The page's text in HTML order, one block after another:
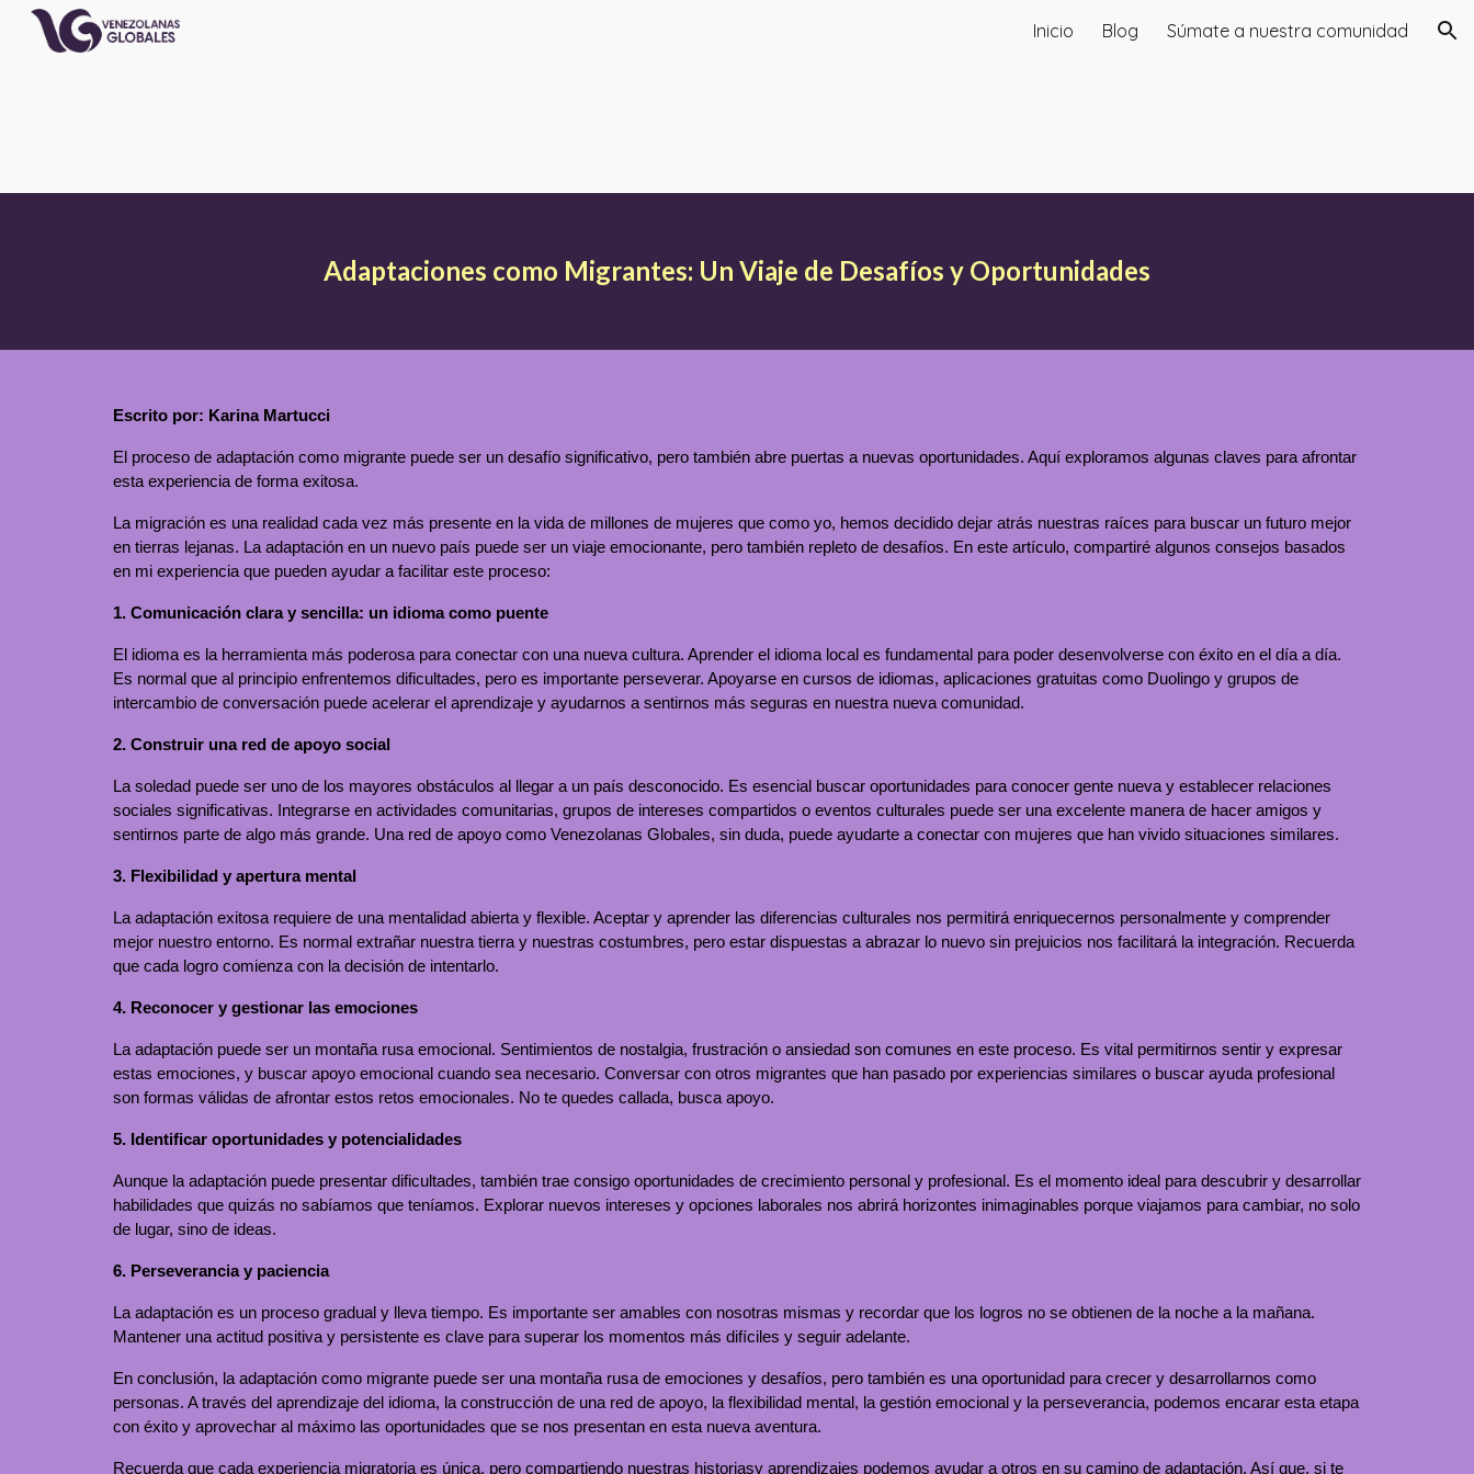
Inicio Blog Súmate a nuestra comunidad
Adaptaciones como Migrantes: Un Viaje de Desafíos y Oportunidades
Escrito por: Karina Martucci
El proceso de adaptación como migrante puede ser un desafío significativo, pero también abre puertas a nuevas oportunidades. Aquí exploramos algunas claves para afrontar
esta experiencia de forma exitosa.
La migración es una realidad cada vez más presente en la vida de millones de mujeres que como yo, hemos decidido dejar atrás nuestras raíces para buscar un futuro mejor
en tierras lejanas. La adaptación en un nuevo país puede ser un viaje emocionante, pero también repleto de desafíos. En este artículo, compartiré algunos consejos basados
en mi experiencia que pueden ayudar a facilitar este proceso:
1. Comunicación clara y sencilla: un idioma como puente
El idioma es la herramienta más poderosa para conectar con una nueva cultura. Aprender el idioma local es fundamental para poder desenvolverse con éxito en el día a día.
Es normal que al principio enfrentemos dificultades, pero es importante perseverar. Apoyarse en cursos de idiomas, aplicaciones gratuitas como Duolingo y grupos de
intercambio de conversación puede acelerar el aprendizaje y ayudarnos a sentirnos más seguras en nuestra nueva comunidad.
2. Construir una red de apoyo social
La soledad puede ser uno de los mayores obstáculos al llegar a un país desconocido. Es esencial buscar oportunidades para conocer gente nueva y establecer relaciones
sociales significativas. Integrarse en actividades comunitarias, grupos de intereses compartidos o eventos culturales puede ser una excelente manera de hacer amigos y
sentirnos parte de algo más grande. Una red de apoyo como Venezolanas Globales, sin duda, puede ayudarte a conectar con mujeres que han vivido situaciones similares.
3. Flexibilidad y apertura mental
La adaptación exitosa requiere de una mentalidad abierta y flexible. Aceptar y aprender las diferencias culturales nos permitirá enriquecernos personalmente y comprender
mejor nuestro entorno. Es normal extrañar nuestra tierra y nuestras costumbres, pero estar dispuestas a abrazar lo nuevo sin prejuicios nos facilitará la integración. Recuerda
que cada logro comienza con la decisión de intentarlo.
4. Reconocer y gestionar las emociones
La adaptación puede ser un montaña rusa emocional. Sentimientos de nostalgia, frustración o ansiedad son comunes en este proceso. Es vital permitirnos sentir y expresar
estas emociones, y buscar apoyo emocional cuando sea necesario. Conversar con otros migrantes que han pasado por experiencias similares o buscar ayuda profesional
son formas válidas de afrontar estos retos emocionales. No te quedes callada, busca apoyo.
5. Identificar oportunidades y potencialidades
Aunque la adaptación puede presentar dificultades, también trae consigo oportunidades de crecimiento personal y profesional. Es el momento ideal para descubrir y desarrollar
habilidades que quizás no sabíamos que teníamos. Explorar nuevos intereses y opciones laborales nos abrirá horizontes inimaginables porque viajamos para cambiar, no solo
de lugar, sino de ideas.
6. Perseverancia y paciencia
La adaptación es un proceso gradual y lleva tiempo. Es importante ser amables con nosotras mismas y recordar que los logros no se obtienen de la noche a la mañana.
Mantener una actitud positiva y persistente es clave para superar los momentos más difíciles y seguir adelante.
En conclusión, la adaptación como migrante puede ser una montaña rusa de emociones y desafíos, pero también es una oportunidad para crecer y desarrollarnos como
personas. A través del aprendizaje del idioma, la construcción de una red de apoyo, la flexibilidad mental, la gestión emocional y la perseverancia, podemos encarar esta etapa
con éxito y aprovechar al máximo las oportunidades que se nos presentan en esta nueva aventura.
Recuerda que cada experiencia migratoria es única, pero compartiendo nuestras historiasy aprendizajes podemos ayudar a otros en su camino de adaptación. Así que, si te